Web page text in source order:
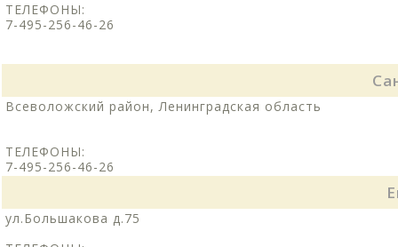
ТЕЛЕФОНЫ:
7-495-256-46-26
Всеволожский район, Ленинградская область
ТЕЛЕФОНЫ:
7-495-256-46-26
ул.Большакова д.75